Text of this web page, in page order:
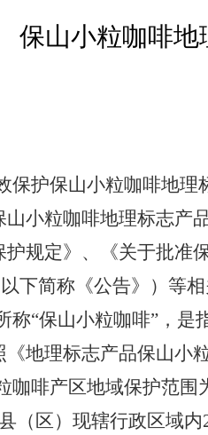
保山小粒咖啡
保护保山小粒咖啡地理
小粒咖啡地理标志产
规定》、《关于批准
下简称《公告》）等
称“保山小粒咖啡”，
地理标志产品保山小
咖啡产区地域保护范围
（区）现辖行政区域内